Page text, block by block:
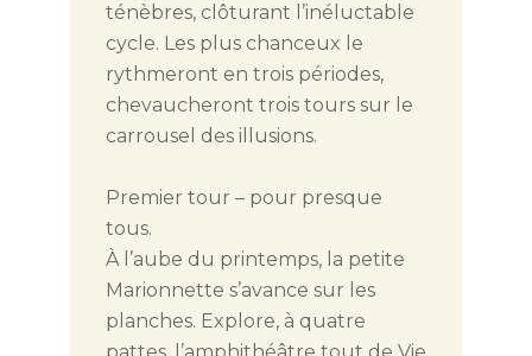
ténèbres, clôturant l’inéluctable
cycle. Les plus chanceux le
rythmeront en trois périodes,
chevaucheront trois tours sur le
carrousel des illusions.
Premier tour – pour presque
tous.
À l’aube du printemps, la petite
Marionnette s’avance sur les
planches. Explore, à quatre